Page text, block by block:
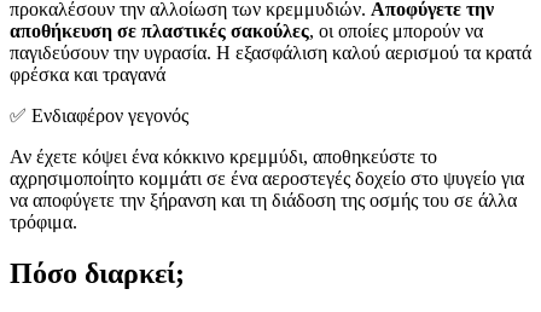
προκαλέσουν την αλλοίωση των κρεμμυδιών. Αποφύγετε την
αποθήκευση σε πλαστικές σακούλες, οι οποίες μπορούν να
παγιδεύσουν την υγρασία. Η εξασφάλιση καλού αερισμού τα κρατά
φρέσκα και τραγανά
✅ Ενδιαφέρον γεγονός
Αν έχετε κόψει ένα κόκκινο κρεμμύδι, αποθηκεύστε το
αχρησιμοποίητο κομμάτι σε ένα αεροστεγές δοχείο στο ψυγείο για
να αποφύγετε την ξήρανση και τη διάδοση της οσμής του σε άλλα
τρόφιμα.
Πόσο διαρκεί;